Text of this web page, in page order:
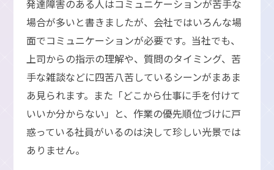
発達障害のある人はコミュニケーションが苦手な
場合が多いと書きましたが、会社ではいろんな場
面でコミュニケーションが必要です。当社でも、
上司からの指示の理解や、質問のタイミング、苦
手な雑談などに四苦八苦しているシーンがまあま
あ見られます。また「どこから仕事に手を付けて
いいか分からない」と、作業の優先順位づけに戸
惑っている社員がいるのは決して珍しい光景では
ありません。